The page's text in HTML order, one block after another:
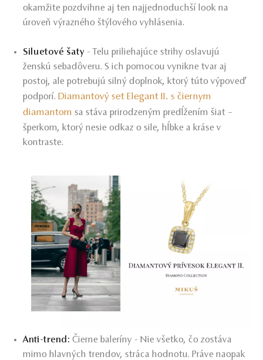
okamžite pozdvihne aj ten najjednoduchší look na
úroveň výrazného štýlového vyhlásenia.
Siluetové šaty - Telu priliehajúce strihy oslavujú
ženskú sebadôveru. S ich pomocou vynikne tvar aj
postoj, ale potrebujú silný doplnok, ktorý túto výpoveď
podporí.Diamantový set Elegant II. s čiernym
diamantom sa stáva prirodzeným predĺžením šiat –
šperkom, ktorý nesie odkaz o sile, hĺbke a kráse v
kontraste.
Anti-trend: Čierne baleríny - Nie všetko, čo zostáva
mimo hlavných trendov, stráca hodnotu. Práve naopak